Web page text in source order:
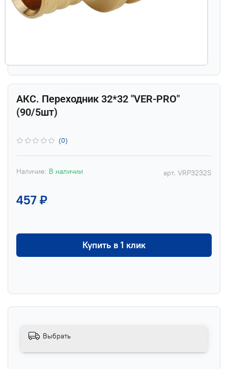
(0)
арт. VRP3232S
Наличие: В наличии
АКС. Переходник 32*32 "VER-PRO"
(90/5шт)
457 ₽
Купить в 1 клик
Выбрать